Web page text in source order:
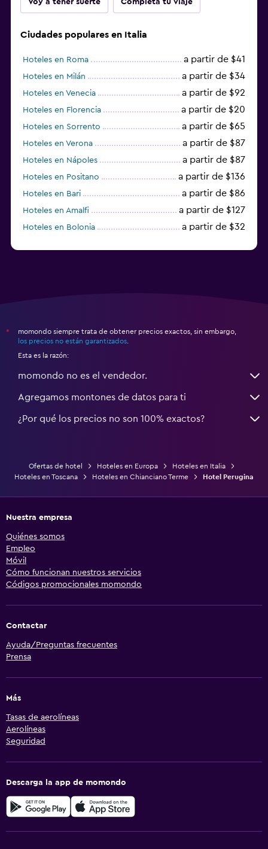
Voy a tener suerte Completa tu viaje
Ciudades populares en Italia
Hoteles en Roma a partir de $41
Hoteles en Milán a partir de $34
Hoteles en Venecia a partir de $92
Hoteles en Florencia a partir de $20
Hoteles en Sorrento a partir de $65
Hoteles en Verona a partir de $87
Hoteles en Nápoles a partir de $87
Hoteles en Positano a partir de $136
Hoteles en Bari a partir de $86
Hoteles en Amalfi a partir de $127
Hoteles en Bolonia a partir de $32
*
momondo siempre trata de obtener precios exactos, sin embargo,
los precios no están garantizados
Esta es la razón:
momondo no es el vendedor.
Agregamos montones de datos para ti
¿Por qué los precios no son 100% exactos?
Ofertas de hotel Hoteles en Europa
Hoteles en Italia
Hoteles en Toscana
Hoteles en Chianciano Terme Hotel Perugina
Nuestra empresa
Quiénes somos
Empleo
Móvil
Cómo funcionan nuestros servicios
Códigos promocionales momondo
Contactar
Ayuda/Preguntas frecuentes
Prensa
Más
Tasas de aerolíneas
Aerolíneas
Seguridad
Descarga la app de momondo